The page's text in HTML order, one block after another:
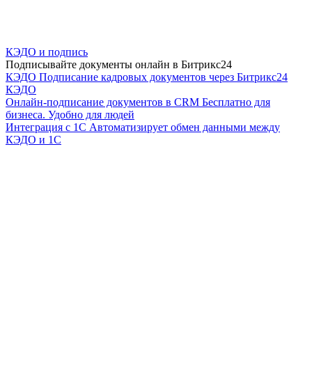
КЭДО и подпись
Подписывайте документы онлайн в Битрикс24
КЭДО Подписание кадровых документов через Битрикс24
КЭДО
Онлайн-подписание документов в CRM Бесплатно для
бизнеса. Удобно для людей
Интеграция с 1С Автоматизирует обмен данными между
КЭДО и 1С